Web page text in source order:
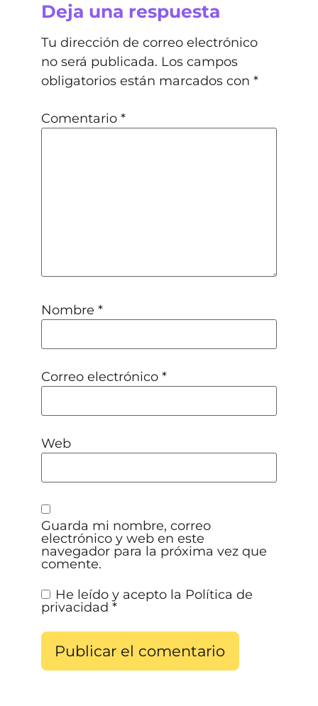
Deja una respuesta
Tu dirección de correo electrónico
no será publicada. Los campos
obligatorios están marcados con*
Comentario*
Nombre*
Correo electrónico*
Web
Guarda mi nombre, correo
electrónico y web en este
navegador para la próxima vez que
comente.
He leído y acepto la Política de
privacidad*